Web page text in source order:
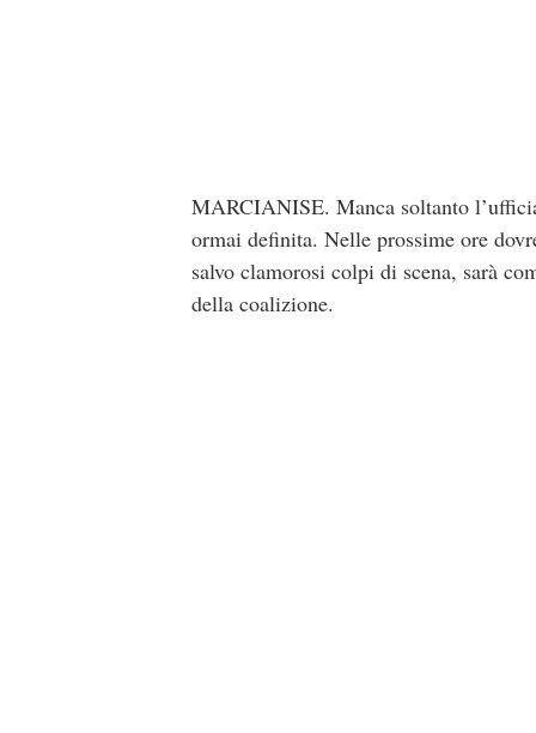
MARCIANISE. Manca soltanto
ormai definita. Nelle prossime ore
salvo clamorosi colpi di scena, sarà
della coalizione.